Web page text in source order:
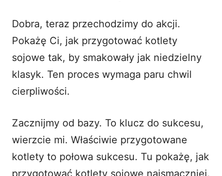
Dobra, teraz przechodzimy do akcji.
Pokażę Ci, jak przygotować kotlety
sojowe tak, by smakowały jak niedzielny
klasyk. Ten proces wymaga paru chwil
cierpliwości.
Zacznijmy od bazy. To klucz do sukcesu,
wierzcie mi. Właściwie przygotowane
kotlety to połowa sukcesu. Tu pokażę, jak
przygotować kotlety sojowe najsmaczniej.